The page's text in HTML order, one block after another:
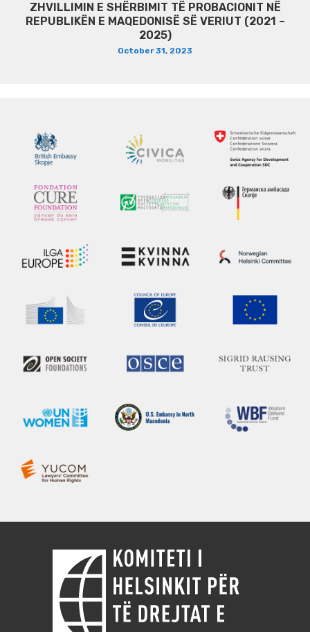
ZHVILLIMIN E SHËRBIMIT TË PROBACIONIT NË
REPUBLIKËN E MAQEDONISË SË VERIUT (2021 –
2025)
October 31, 2023